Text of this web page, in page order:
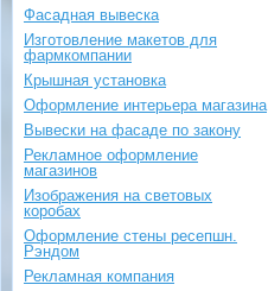
Фасадная вывеска
Изготовление макетов для
фармкомпании
Крышная установка
Оформление интерьера магазина
Вывески на фасаде по закону
Рекламное оформление
магазинов
Изображения на световых
коробах
Оформление стены ресепшн.
Рэндом
Рекламная компания